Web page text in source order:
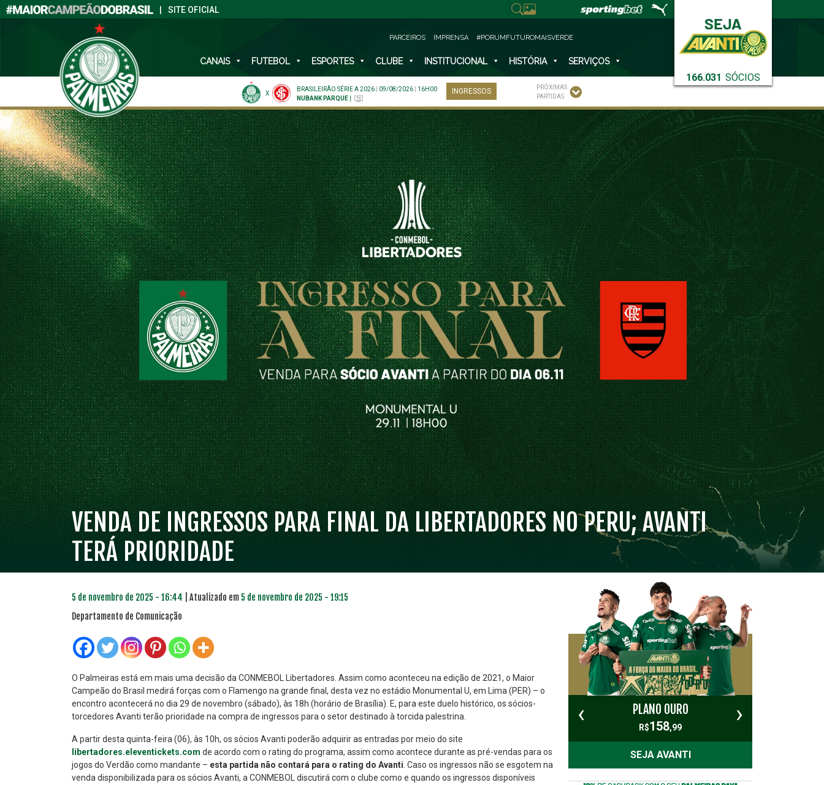
SITE OFICIAL
166.031 SÓCIOS
PARCEIROS IMPRENSA #PORUMFUTUROMAISVERDE
CANAIS FUTEBOL ESPORTES CLUBE INSTITUCIONAL HISTÓRIA SERVIÇOS
X
BRASILEIRÃO SÉRIE A 2026 09/08/2026
16H00
NUBANK PARQUE
INGRESSOS
PRÓXIMAS
PARTIDAS
VENDA DE INGRESSOS PARA FINAL DA LIBERTADORES NO PERU; AVANTI
TERÁ PRIORIDADE
5 de novembro de 2025 - 16:44 | Atualizado em 5 de novembro de 2025 - 19:15
Departamento de Comunicação
O Palmeiras está em mais uma decisão da CONMEBOL Libertadores. Assim como aconteceu na edição de 2021, o Maior
Campeão do Brasil medirá forças com o Flamengo na grande final, desta vez no estádio Monumental U, em Lima (PER) – o
encontro acontecerá no dia 29 de novembro (sábado), às 18h (horário de Brasília). E, para este duelo histórico, os sócios-
torcedores Avanti terão prioridade na compra de ingressos para o setor destinado à torcida palestrina.
A partir desta quinta-feira (06), às 10h, os sócios Avanti poderão adquirir as entradas por meio do site
libertadores.eleventickets.com de acordo com o rating do programa, assim como acontece durante as pré-vendas para os
jogos do Verdão como mandante – esta partida não contará para o rating do Avanti . Caso os ingressos não se esgotem na
venda disponibilizada para os sócios Avanti, a CONMEBOL discutirá com o clube como e quando os ingressos disponíveis
PLANO PRATA PLANO ESPECIAL PLANO PRATA SUPERIOR PLANO OURO
R$158,99
‹ ›
SEJA AVANTI